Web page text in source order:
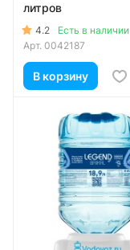
литров
4.2
Есть в наличии
Арт. 0042187
В корзину